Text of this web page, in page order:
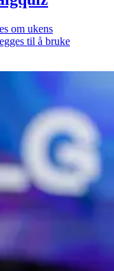
om ukens
til å bruke